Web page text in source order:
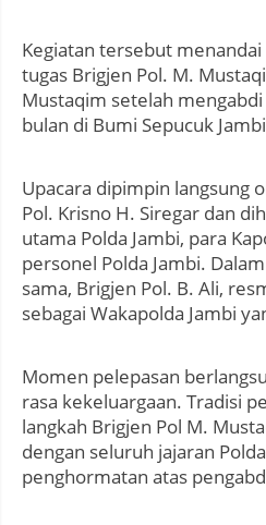
Kegiatan tersebut
tugas Brigjen Pol. M.
Mustaqim setelah
bulan di Bumi Sepucuk
Upacara dipimpin langsung
Pol. Krisno H. Siregar dan
utama Polda Jambi, para
personel Polda Jambi.
sama, Brigjen Pol. B. Ali,
sebagai Wakapolda Jambi
Momen pelepasan
rasa kekeluargaan. Tradisi
langkah Brigjen Pol M.
dengan seluruh jajaran
penghormatan atas